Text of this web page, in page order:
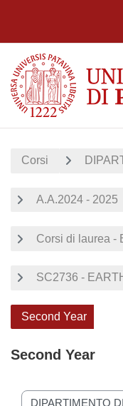
Corsi
A.A.2024 - 2025
Corsi di laurea -
SC2736 -
Second Year
Second Year